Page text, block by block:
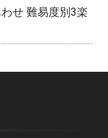
せ 難易度別3楽